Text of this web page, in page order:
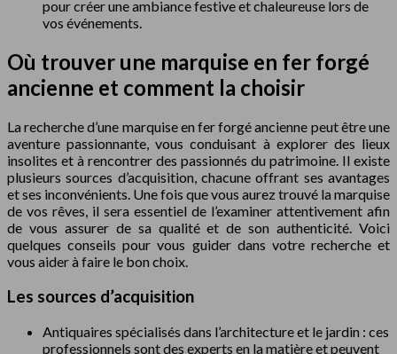
pour créer une ambiance festive et chaleureuse lors de
vos événements.
Où trouver une marquise en fer forgé
ancienne et comment la choisir
La recherche d’une marquise en fer forgé ancienne peut être une
aventure passionnante, vous conduisant à explorer des lieux
insolites et à rencontrer des passionnés du patrimoine. Il existe
plusieurs sources d’acquisition, chacune offrant ses avantages
et ses inconvénients. Une fois que vous aurez trouvé la marquise
de vos rêves, il sera essentiel de l’examiner attentivement afin
de vous assurer de sa qualité et de son authenticité. Voici
quelques conseils pour vous guider dans votre recherche et
vous aider à faire le bon choix.
Les sources d’acquisition
Antiquaires spécialisés dans l’architecture et le jardin : ces
professionnels sont des experts en la matière et peuvent